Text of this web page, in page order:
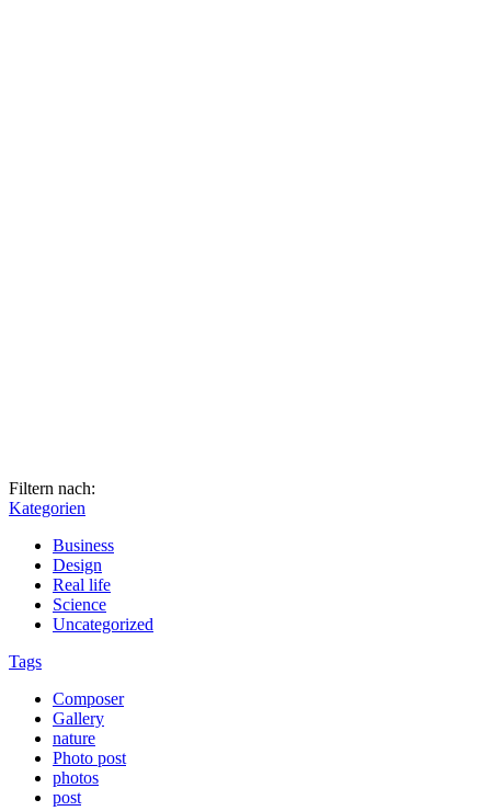
Filtern nach:
Kategorien
Business
Design
Real life
Science
Uncategorized
Tags
Composer
Gallery
nature
Photo post
photos
post